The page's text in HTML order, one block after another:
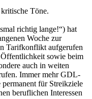
Töne.
richtig lange!“) hat
Woche zur
Tarifkonflikt aufgerufen
sowie beim
auch in weiten
Immer mehr GDL-
für Streikziele
beruflichen Interessen